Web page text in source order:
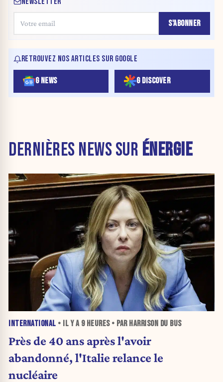
S'ABONNER
RETROUVEZ NOS ARTICLES SUR GOOGLE
G NEWS G DISCOVER
DERNIÈRES NEWS SUR ÉNERGIE
INTERNATIONAL • IL Y A 9 HEURES• PAR HARRISON DU BUS
Près de 40 ans après l'avoir
abandonné, l'Italie relance le
nucléaire